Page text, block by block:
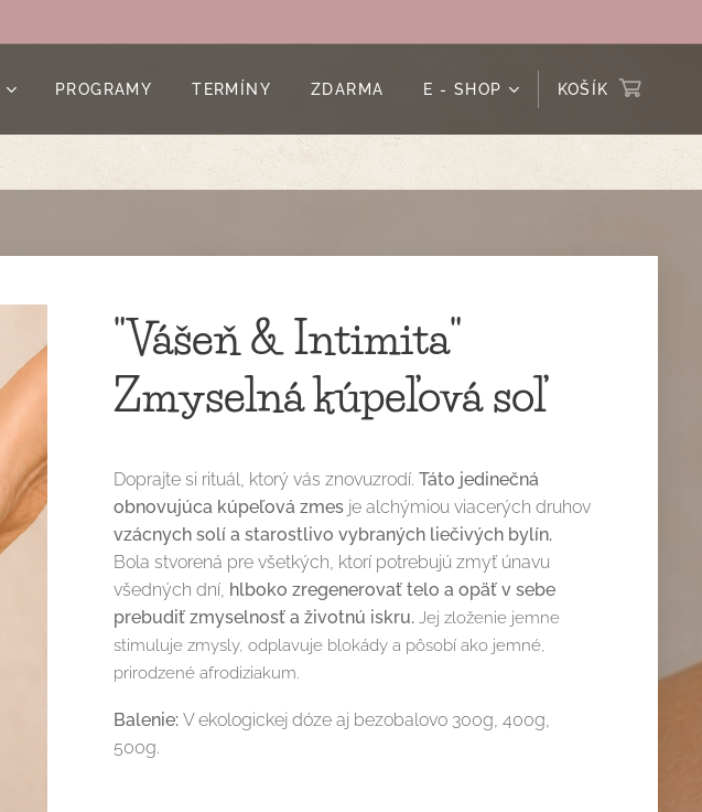
PROGRAMY TERMÍNY ZDARMA E - SHOP KOŠÍK
"Vášeň & Intimita"
Zmyselná kúpeľová soľ
Doprajte si rituál, ktorý vás znovuzrodí.Táto jedinečná
obnovujúca kúpeľová zmes je alchýmiou viacerých druhov
vzácnych solí a starostlivo vybraných liečivých bylín.
Bola stvorená pre všetkých, ktorí potrebujú zmyť únavu
všedných dní, hlboko zregenerovať telo a opäť v sebe
prebudiť zmyselnosť a životnú iskru.Jej zloženie jemne
stimuluje zmysly, odplavuje blokády a pôsobí ako jemné,
prirodzené afrodiziakum.
Balenie:V ekologickej dóze aj bezobalovo 300g, 400g,
500g.